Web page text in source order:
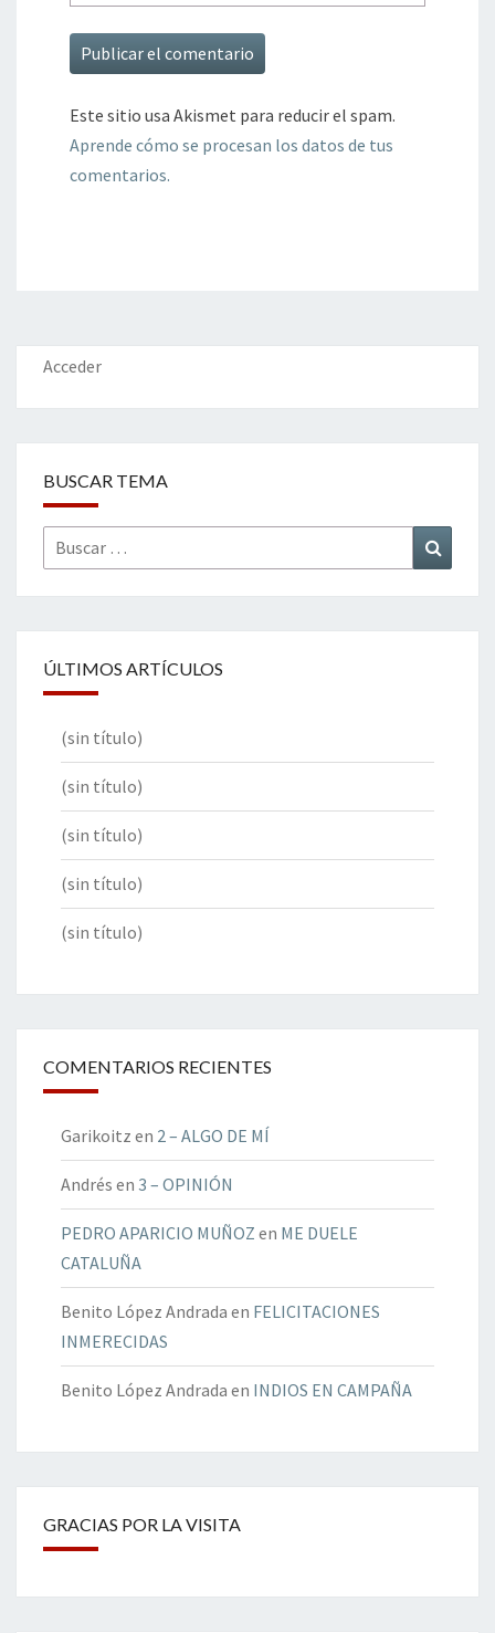
Este sitio usa Akismet para reducir el spam.
Aprende cómo se procesan los datos de tus
comentarios.
Acceder
BUSCAR TEMA
Buscar
por:
ÚLTIMOS ARTÍCULOS
(sin título)
(sin título)
(sin título)
(sin título)
(sin título)
COMENTARIOS RECIENTES
Garikoitz en 2 – ALGO DE MÍ
Andrés en 3 – OPINIÓN
PEDRO APARICIO MUÑOZ en ME DUELE
CATALUÑA
Benito López Andrada en FELICITACIONES
INMERECIDAS
Benito López Andrada en INDIOS EN CAMPAÑA
GRACIAS POR LA VISITA